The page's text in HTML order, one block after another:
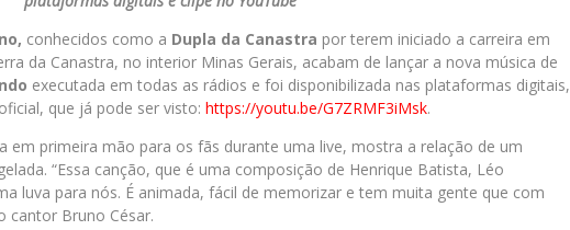
conhecidos como a Dupla da Canastra por terem iniciado a carreira em
da Canastra, no interior Minas Gerais, acabam de lançar a nova música de
executada em todas as rádios e foi disponibilizada nas plataformas digitais,
que já pode ser visto: https://youtu.be/G7ZRMF3iMsk.
em primeira mão para os fãs durante uma live, mostra a relação de um
“Essa canção, que é uma composição de Henrique Batista, Léo
luva para nós. É animada, fácil de memorizar e tem muita gente que com
cantor Bruno César.